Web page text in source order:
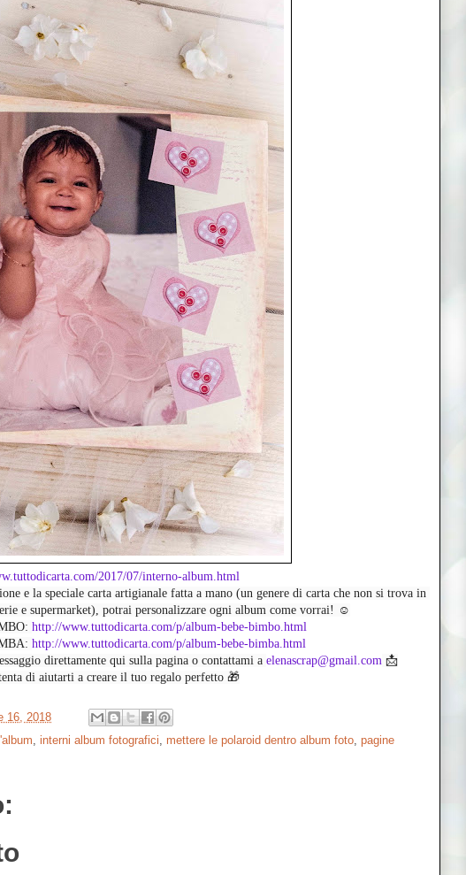
2017/07/interno-album.html
e la speciale carta artigianale fatta a mano (un genere di carta che non si trova in
e supermarket), potrai personalizzare ogni album come vorrai! ☺️
http://www.tuttodicarta.com/p/album-bebe-bimbo.html
http://www.tuttodicarta.com/p/album-bebe-bimba.html
direttamente qui sulla pagina o contattami a elenascrap@gmail.com 📩
di aiutarti a creare il tuo regalo perfetto 🎁
16, 2018
, interni album fotografici, mettere le polaroid dentro album foto, pagine